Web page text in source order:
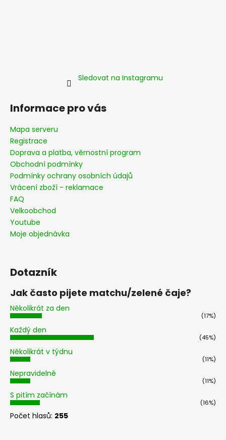
Sledovat na Instagramu
Informace pro vás
Mapa serveru
Registrace
Doprava a platba, věrnostní program
Obchodní podmínky
Podmínky ochrany osobních údajů
Vrácení zboží - reklamace
FAQ
Velkoobchod
Youtube
Moje objednávka
Dotazník
Jak často pijete matchu/zelené čaje?
Několikrát za den
(17%)
Každý den
(45%)
Několikrát v týdnu
(11%)
Nepravidelně
(11%)
S pitím začínám
(16%)
Počet hlasů: 255